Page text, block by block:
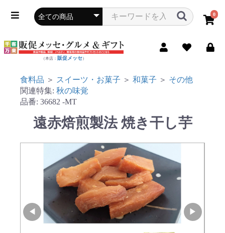
0
（本店： 販促メッセ）
食料品 ＞ スイーツ・お菓子 ＞ 和菓子 ＞ その他
関連特集: 秋の味覚
品番: 36682 -MT
遠赤焙煎製法 焼き干し芋